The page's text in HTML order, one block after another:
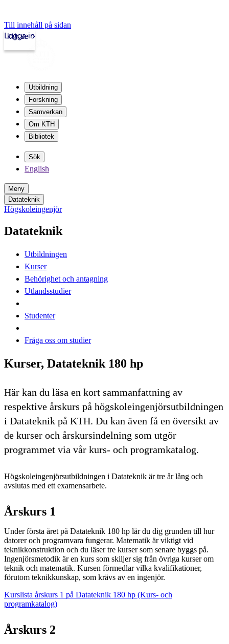
Till innehåll på sidan
kth.se
Logga in
Utbildning
Forskning
Samverkan
Om KTH
Bibliotek
Sök
English
Meny
Datateknik
Högskoleingenjör
Datateknik
Utbildningen
Kurser
Behörighet och antagning
Utlandsstudier
Studenter
Fråga oss om studier
Kurser, Datateknik 180 hp
Här kan du läsa en kort sammanfattning av
respektive årskurs på högskoleingenjörsutbildningen
i Datateknik på KTH. Du kan även få en översikt av
de kurser och årskursindelning som utgör
programmet via vår kurs- och programkatalog.
Högskoleingenjörsutbildningen i Datateknik är tre år lång och
avslutas med ett examensarbete.
Årskurs 1
Under första året på Datateknik 180 hp lär du dig grunden till hur
datorer och programvara fungerar. Matematik är viktigt vid
teknikkonstruktion och du läser tre kurser som senare byggs på.
Ingenjörsmetodik är en kurs som skiljer sig från övriga kurser om
teknik och matematik. Kursen förmedlar vilka kvalifikationer,
förutom teknikkunskap, som krävs av en ingenjör.
Kurslista årskurs 1 på Datateknik 180 hp (Kurs- och
programkatalog)
Årskurs 2